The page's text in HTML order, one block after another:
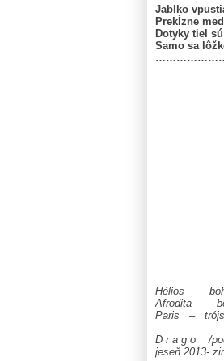
Jablko
Prekĺzne
Dotyky tiel
Samo sa
Hélios – boh
Afrodita –
Paris –
D r a g o /
jeseň 2013-